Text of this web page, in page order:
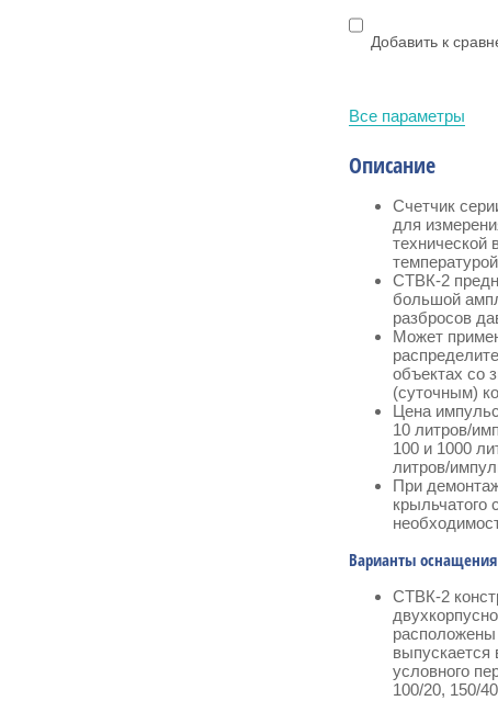
Добавить к
Все параметры
Описание
Счетчик
для
технической
СТВК-2
большой
разбросов
Может
объектах со
(суточным)
Цена
10 литров/
100 и 1000
литров/
При
крыльчатого
Варианты оснащения
СТВК-2
условного
100/20, 150/